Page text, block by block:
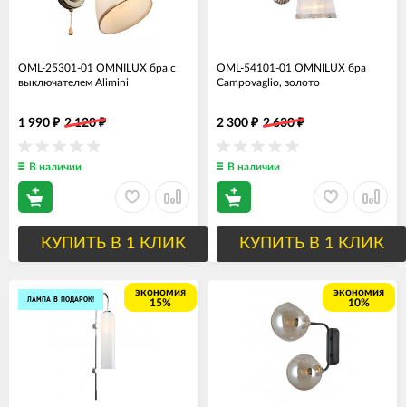
OML-25301-01 OMNILUX бра с
выключателем Alimini
1 990 ₽ 2 120₽
В наличии
КУПИТЬ В 1 КЛИК
OML-54101-01 OMNILUX бра
Campovaglio, золото
2 300 ₽ 2 630₽
В наличии
КУПИТЬ В 1 КЛИК
ЛАМПА В ПОДАРОК!
экономия
15%
экономия
10%